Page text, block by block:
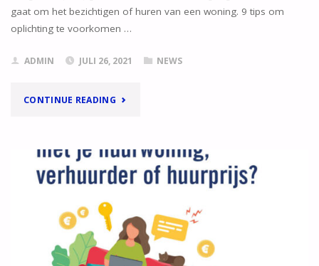
gaat om het bezichtigen of huren van een woning. 9 tips om
oplichting te voorkomen …
ADMIN JULI 26, 2021 NEWS
CONTINUE READING"VEILIG
WONING
VINDEN
TILBURG!"